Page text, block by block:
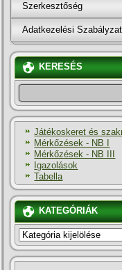
Szerkesztőség
Adatkezelési Szabályzat
KERESÉS
Játékoskeret és
Mérkőzések - NB I
Mérkőzések - NB III
Igazolások
Tabella
KATEGÓRIÁK
KATEGÓRIÁK